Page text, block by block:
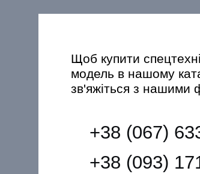
Щоб купити
модель в нашому
зв'яжіться з нашими
+38 (067)
+38 (093)